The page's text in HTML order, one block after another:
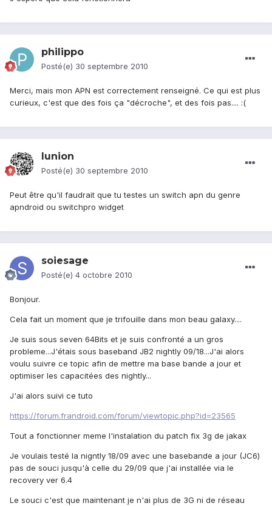
philippo
Posté(e) 30 septembre 2010
Merci, mais mon APN est correctement renseigné. Ce qui est plus
curieux, c'est que des fois ça "décroche", et des fois pas.... :(
lunion
Posté(e) 30 septembre 2010
Peut être qu'il faudrait que tu testes un switch apn du genre
apndroid ou switchpro widget
soiesage
Posté(e) 4 octobre 2010
Bonjour.
Cela fait un moment que je trifouille dans mon beau galaxy....
Je suis sous seven 64Bits et je suis confronté a un gros
probleme...J'étais sous baseband JB2 nightly 09/18...J'ai alors
voulu suivre ce topic afin de mettre ma base bande a jour et
optimiser les capacitées des nightly...
J'ai alors suivi ce tuto
https://forum.frandroid.com/forum/viewtopic.php?id=23565
Tout a fonctionner meme l'instalation du patch fix 3g de jakax
Je voulais testé la nigntly 18/09 avec une basebande a jour (JC6)
pas de souci jusqu'à celle du 29/09 que j'ai installée via le
recovery ver 6.4
Le souci c'est que maintenant je n'ai plus de 3G ni de réseau